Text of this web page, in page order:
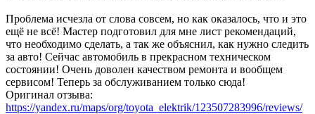
Проблема исчезла от слова совсем, но как оказалось, что и это
ещё не всё! Мастер подготовил для мне лист рекомендаций,
что необходимо сделать, а так же объяснил, как нужно следить
за авто! Сейчас автомобиль в прекрасном техническом
состоянии! Очень доволен качеством ремонта и вообщем
сервисом! Теперь за обслуживанием только сюда!
Оригинал отзыва:
https://yandex.ru/maps/org/toyota_elektrik/123507283996/reviews/